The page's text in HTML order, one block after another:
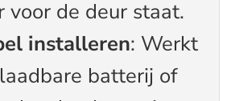
voor de deur staat.
installeren: Werkt
batterij of